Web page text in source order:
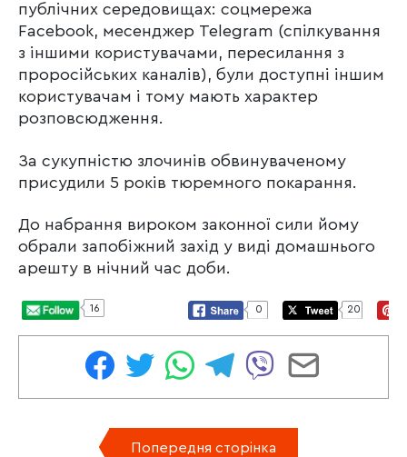
публічних середовищах: соцмережа
Facebook, месенджер Telegram (спілкування
з іншими користувачами, пересилання з
проросійських каналів), були доступні іншим
користувачам і тому мають характер
розповсюдження.
За сукупністю злочинів обвинуваченому
присудили 5 років тюремного покарання.
До набрання вироком законної сили йому
обрали запобіжний захід у виді домашнього
арешту в нічний час доби.
16 0 20
Попередня сторінка